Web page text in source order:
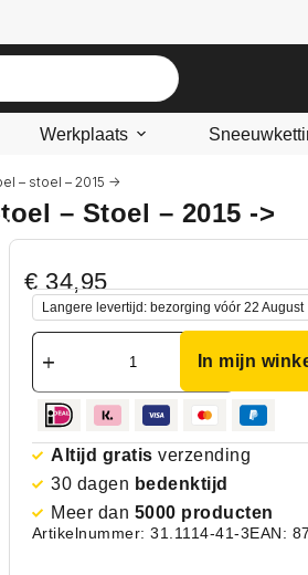
Werkplaats
– stoel – 2015 ->
– Stoel – 2015 ->
€34,95
Langere levertijd: bezorging vóór 22 August
In mijn
Altijd gratis verzending
30 dagen bedenktijd
Meer dan 5000 producten
Artikelnummer: 31.1114-41-3EAN: